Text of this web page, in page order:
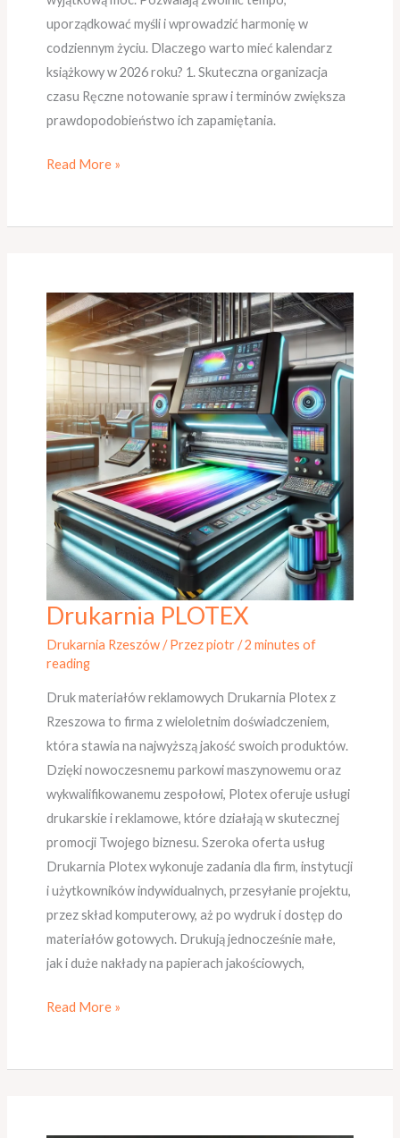
uporządkować myśli i wprowadzić harmonię w
codziennym życiu. Dlaczego warto mieć kalendarz
książkowy w 2026 roku? 1. Skuteczna organizacja
czasu Ręczne notowanie spraw i terminów zwiększa
prawdopodobieństwo ich zapamiętania.
Read More »
Drukarnia PLOTEX
Drukarnia Rzeszów/ Przezpiotr/2 minutes of
reading
Druk materiałów reklamowych Drukarnia Plotex z
Rzeszowa to firma z wieloletnim doświadczeniem,
która stawia na najwyższą jakość swoich produktów.
Dzięki nowoczesnemu parkowi maszynowemu oraz
wykwalifikowanemu zespołowi, Plotex oferuje usługi
drukarskie i reklamowe, które działają w skutecznej
promocji Twojego biznesu. Szeroka oferta usług
Drukarnia Plotex wykonuje zadania dla firm, instytucji
i użytkowników indywidualnych, przesyłanie projektu,
przez skład komputerowy, aż po wydruk i dostęp do
materiałów gotowych. Drukują jednocześnie małe,
jak i duże nakłady na papierach jakościowych,
Drukarnia
Read More »